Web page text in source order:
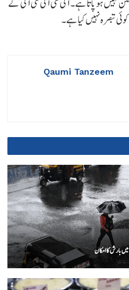
تبصرہ نہیں کیا ہے۔
Qaumi Tanzeem